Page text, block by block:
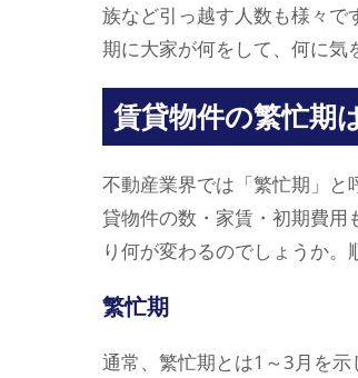
族など引っ越す人数も様々
期に大家が何をして、何に気
賃貸物件の繁忙期
不動産業界では「繁忙期」
貸物件の数・家賃・初期費用
り何が変わるのでしょうか。
繁忙期
通常、繁忙期とは1～3月を